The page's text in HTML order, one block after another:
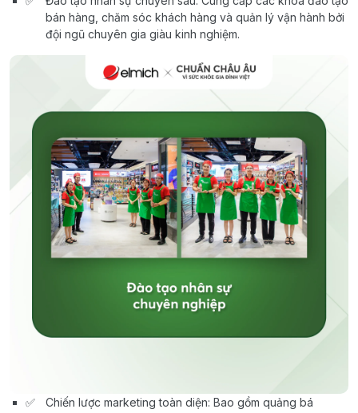
bán hàng, chăm sóc khách hàng và quản lý vận hành bởi
đội ngũ chuyên gia giàu kinh nghiệm.
Chiến lược marketing toàn diện: Bao gồm quảng bá